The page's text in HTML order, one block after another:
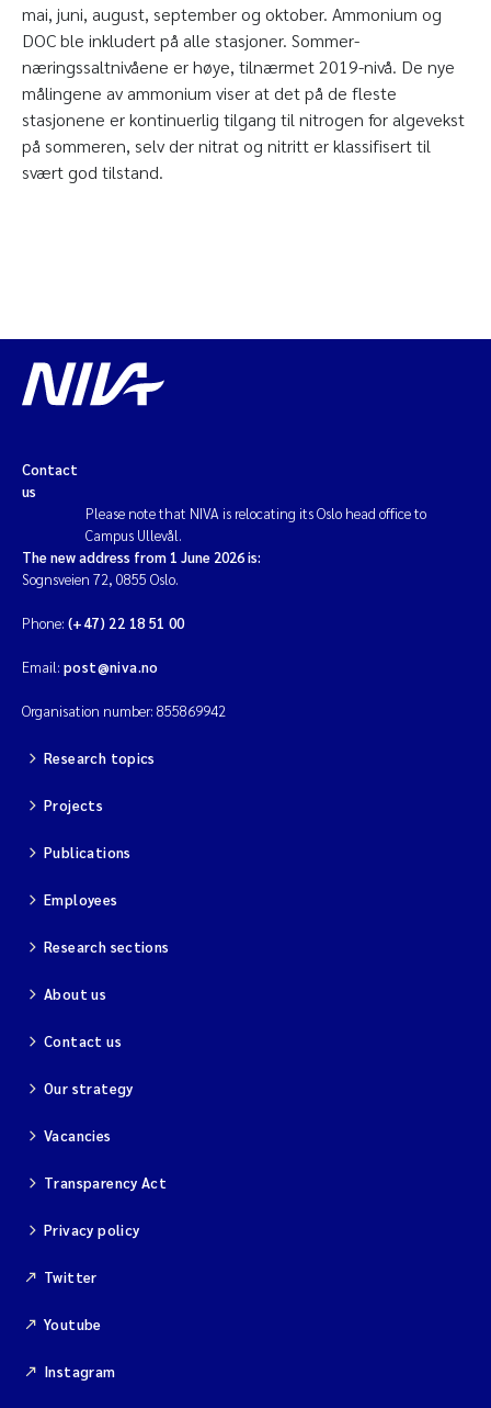
mai, juni, august, september og oktober. Ammonium og
DOC ble inkludert på alle stasjoner. Sommer-
næringssaltnivåene er høye, tilnærmet 2019-nivå. De nye
målingene av ammonium viser at det på de fleste
stasjonene er kontinuerlig tilgang til nitrogen for algevekst
på sommeren, selv der nitrat og nitritt er klassifisert til
svært god tilstand.
Contact
us
Please note that NIVA is relocating its Oslo head office to
Campus Ullevål.
The new address from 1 June 2026 is:
Sognsveien 72, 0855 Oslo.
Phone: (+47) 22 18 51 00
Email: post@niva.no
Organisation number: 855869942
Research topics
Projects
Publications
Employees
Research sections
About us
Contact us
Our strategy
Vacancies
Transparency Act
Privacy policy
Twitter
Youtube
Instagram